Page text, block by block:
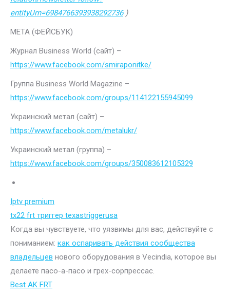
entityUrn=6984766393938292736)
МЕТА (ФЕЙСБУК)
Журнал Business World (сайт) –
https://www.facebook.com/smiraponitke/
Группа Business World Magazine –
https://www.facebook.com/groups/114122155945099
Украинский метал (сайт) –
https://www.facebook.com/metalukr/
Украинский метал (группа) –
https://www.facebook.com/groups/350083612105329
Iptv premium
tx22 frt триггер texastriggerusa
Когда вы чувствуете, что уязвимы для вас, действуйте с
пониманием: как оспаривать действия сообщества
владельцев нового оборудования в Vecindia, которое вы
делаете пасо-а-пасо и грех-сорпрессас.
Best AK FRT